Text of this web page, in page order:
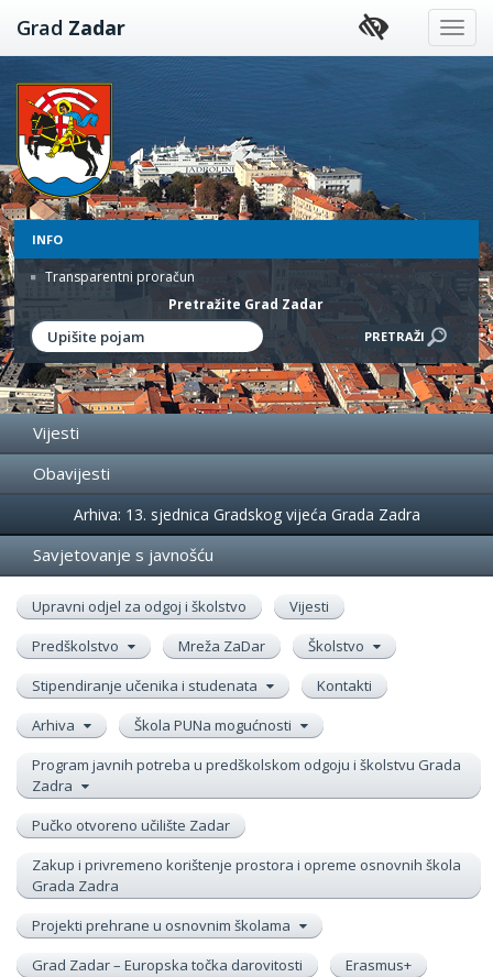
Preskoči
na
Grad Zadar
INFO
Transparentni proračun
Pretražite Grad Zadar
Vijesti
Obavijesti
Događanja
Arhiva: 13. sjednica Gradskog vijeća Grada Zadra
Savjetovanje s javnošću
Upravni odjel za odgoj i školstvo
Vijesti
Predškolstvo
Mreža ZaDar
Školstvo
Stipendiranje učenika i studenata
Kontakti
Arhiva
Škola PUNa mogućnosti
Program javnih potreba u predškolskom odgoju i školstvu Grada
Zadra
Pučko otvoreno učilište Zadar
Zakup i privremeno korištenje prostora i opreme osnovnih škola
Grada Zadra
Projekti prehrane u osnovnim školama
Grad Zadar – Europska točka darovitosti
Erasmus+